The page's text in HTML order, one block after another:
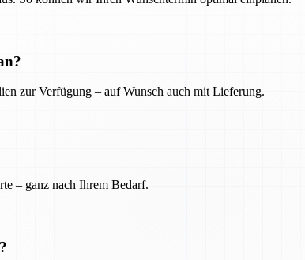
zur Verfügung – auf Wunsch auch mit Lieferung.
– ganz nach Ihrem Bedarf.